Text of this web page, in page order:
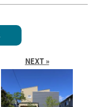
NEXT »